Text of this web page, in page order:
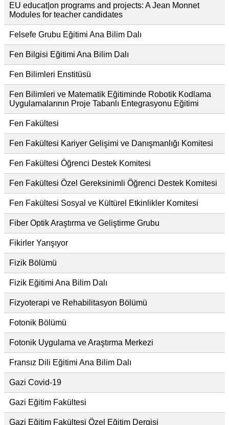
EU educat|on programs and projects: A Jean Monnet
Modules for teacher candidates
Felsefe Grubu Eğitimi Ana Bilim Dalı
Fen Bilgisi Eğitimi Ana Bilim Dalı
Fen Bilimleri Enstitüsü
Fen Bilimleri ve Matematik Eğitiminde Robotik Kodlama
Uygulamalarının Proje Tabanlı Entegrasyonu Eğitimi
Fen Fakültesi
Fen Fakültesi Kariyer Gelişimi ve Danışmanlığı Komitesi
Fen Fakültesi Öğrenci Destek Komitesi
Fen Fakültesi Özel Gereksinimli Öğrenci Destek Komitesi
Fen Fakültesi Sosyal ve Kültürel Etkinlikler Komitesi
Fiber Optik Araştırma ve Geliştirme Grubu
Fikirler Yarışıyor
Fizik Bölümü
Fizik Eğitimi Ana Bilim Dalı
Fizyoterapi ve Rehabilitasyon Bölümü
Fotonik Bölümü
Fotonik Uygulama ve Araştırma Merkezi
Fransız Dili Eğitimi Ana Bilim Dalı
Gazi Covid-19
Gazi Eğitim Fakültesi
Gazi Eğitim Fakültesi Özel Eğitim Dergisi